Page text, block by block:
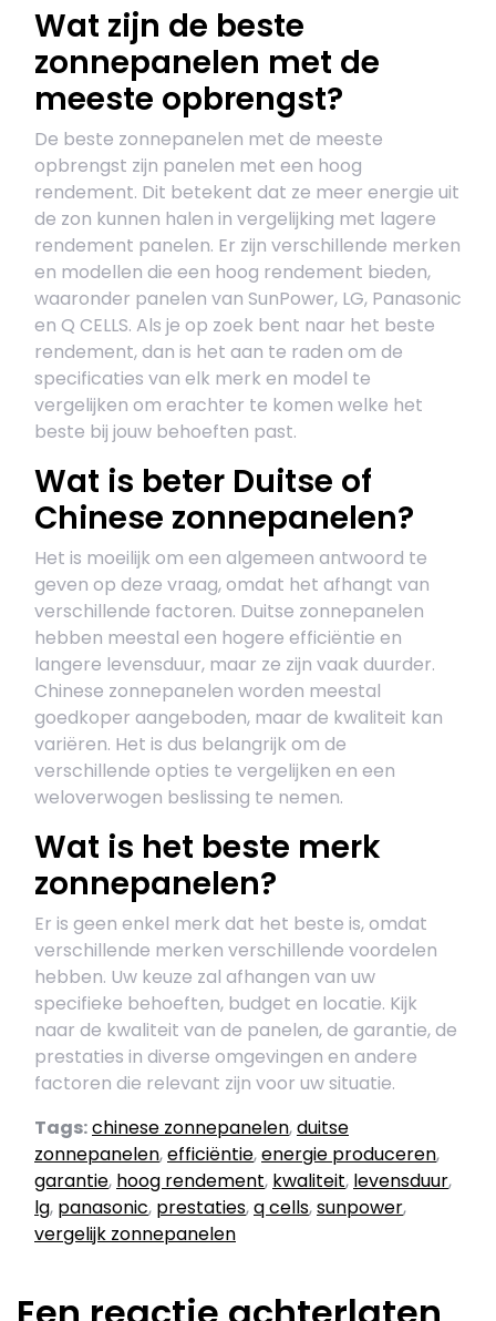
Wat zijn de beste
zonnepanelen met de
meeste opbrengst?
De beste zonnepanelen met de meeste
opbrengst zijn panelen met een hoog
rendement. Dit betekent dat ze meer energie uit
de zon kunnen halen in vergelijking met lagere
rendement panelen. Er zijn verschillende merken
en modellen die een hoog rendement bieden,
waaronder panelen van SunPower, LG, Panasonic
en Q CELLS. Als je op zoek bent naar het beste
rendement, dan is het aan te raden om de
specificaties van elk merk en model te
vergelijken om erachter te komen welke het
beste bij jouw behoeften past.
Wat is beter Duitse of
Chinese zonnepanelen?
Het is moeilijk om een algemeen antwoord te
geven op deze vraag, omdat het afhangt van
verschillende factoren. Duitse zonnepanelen
hebben meestal een hogere efficiëntie en
langere levensduur, maar ze zijn vaak duurder.
Chinese zonnepanelen worden meestal
goedkoper aangeboden, maar de kwaliteit kan
variëren. Het is dus belangrijk om de
verschillende opties te vergelijken en een
weloverwogen beslissing te nemen.
Wat is het beste merk
zonnepanelen?
Er is geen enkel merk dat het beste is, omdat
verschillende merken verschillende voordelen
hebben. Uw keuze zal afhangen van uw
specifieke behoeften, budget en locatie. Kijk
naar de kwaliteit van de panelen, de garantie, de
prestaties in diverse omgevingen en andere
factoren die relevant zijn voor uw situatie.
Tags:chinese zonnepanelen,duitse
zonnepanelen,efficiëntie,energie produceren,
garantie, hoog rendement, kwaliteit, levensduur,
lg, panasonic, prestaties,q cells,sunpower,
vergelijk zonnepanelen